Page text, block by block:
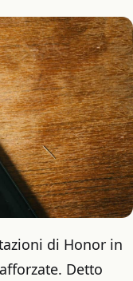
di Honor in
Detto